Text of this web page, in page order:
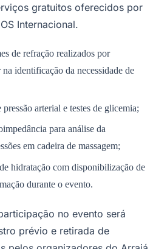
gratuitos oferecidos por
Internacional.
de refração realizados por
identificação da necessidade de
pressão arterial e testes de glicemia;
para análise da
em cadeira de massagem;
hidratação com disponibilização de
durante o evento.
no evento será
prévio e retirada de